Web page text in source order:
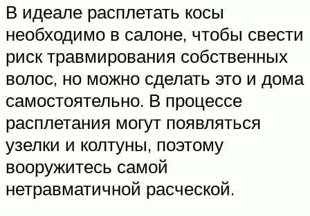
В идеале расплетать косы
необходимо в салоне, чтобы свести
риск травмирования собственных
волос, но можно сделать это и дома
самостоятельно. В процессе
расплетания могут появляться
узелки и колтуны, поэтому
вооружитесь самой
нетравматичной расческой.